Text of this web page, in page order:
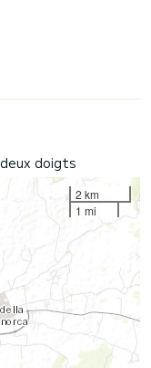
doigts
2 km
1 mi